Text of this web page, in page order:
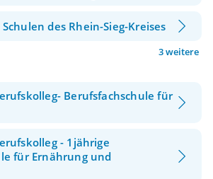
des Rhein-Sieg-Kreises
3 weitere
Berufsfachschule für
- 1jährige
für Ernährung und